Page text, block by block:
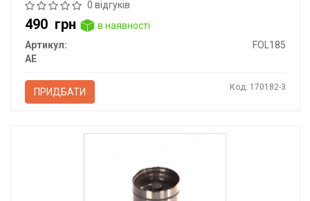
0 відгуків
490 грн
в наявності
Артикул:
FOL185
AE
ПРИДБАТИ Код: 170182-3